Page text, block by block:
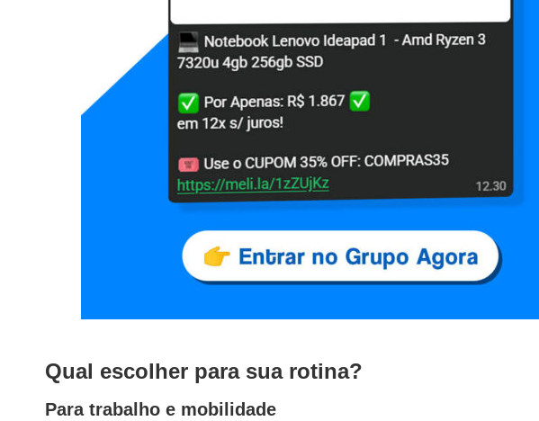
Qual escolher para sua rotina?
Para trabalho e mobilidade